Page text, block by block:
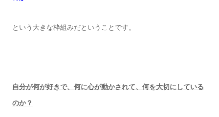
という大きな枠組みだということです。
自分が何が好きで、何に心が動かされて、何を大切にしている
のか？